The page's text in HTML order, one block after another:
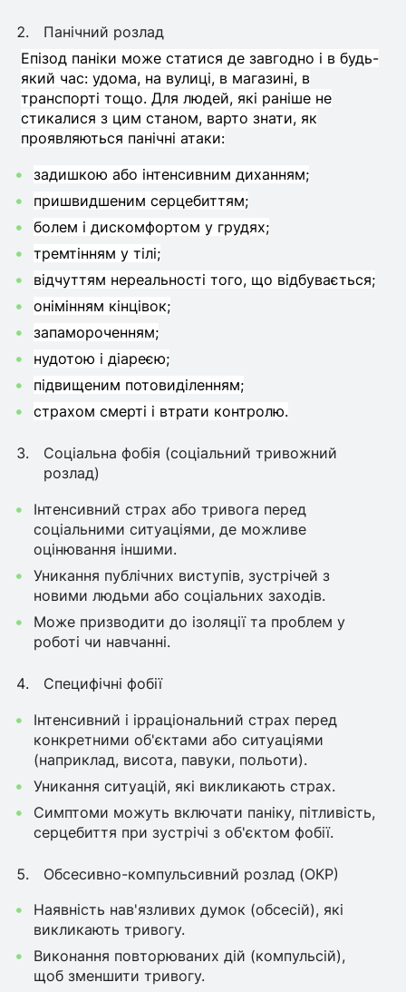
Панічний розлад
Епізод паніки може статися де завгодно і в будь-
який час: удома, на вулиці, в магазині, в
транспорті тощо.Для людей, які раніше не
стикалися з цим станом, варто знати, як
проявляються панічні атаки:
задишкою або інтенсивним диханням;
пришвидшеним серцебиттям;
болем і дискомфортом у грудях;
тремтінням у тілі;
відчуттям нереальності того, що відбувається;
онімінням кінцівок;
запамороченням;
нудотою і діареєю;
підвищеним потовиділенням;
страхом смерті і втрати контролю.
Соціальна фобія (соціальний тривожний
розлад)
Інтенсивний страх або тривога перед
соціальними ситуаціями, де можливе
оцінювання іншими.
Уникання публічних виступів, зустрічей з
новими людьми або соціальних заходів.
Може призводити до ізоляції та проблем у
роботі чи навчанні.
Специфічні фобії
Інтенсивний і ірраціональний страх перед
конкретними об'єктами або ситуаціями
(наприклад, висота, павуки, польоти).
Уникання ситуацій, які викликають страх.
Симптоми можуть включати паніку, пітливість,
серцебиття при зустрічі з об'єктом фобії.
Обсесивно-компульсивний розлад (ОКР)
Наявність нав'язливих думок (обсесій), які
викликають тривогу.
Виконання повторюваних дій (компульсій),
щоб зменшити тривогу.